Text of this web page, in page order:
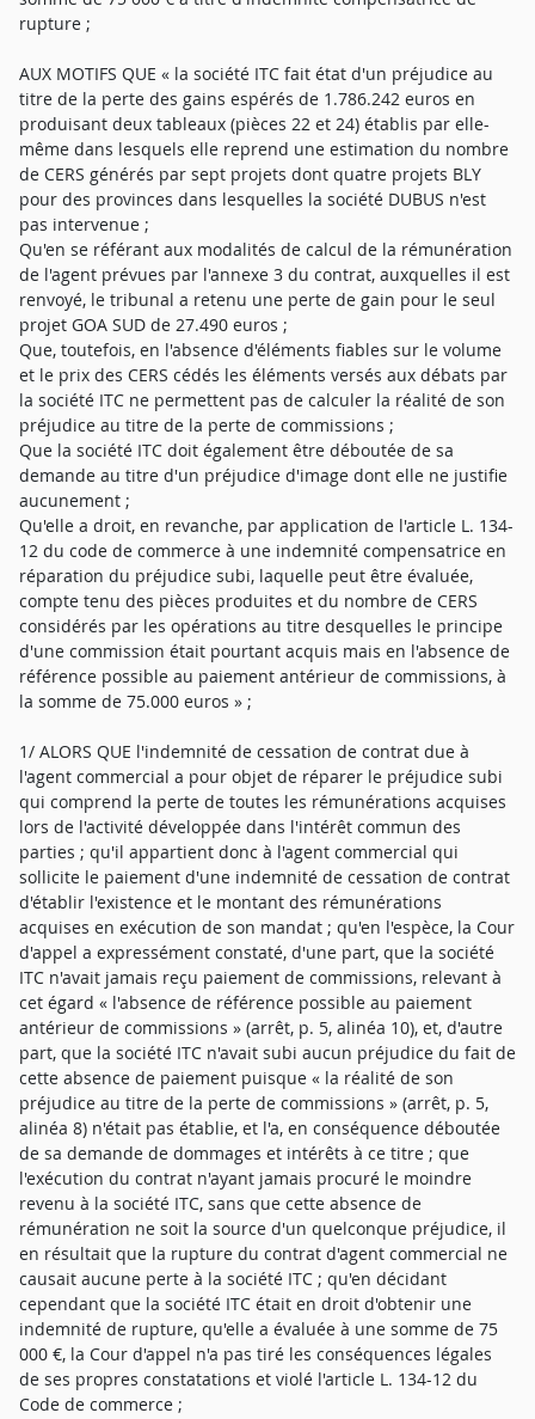
rupture ;
AUX MOTIFS QUE « la société ITC fait état d'un préjudice au
titre de la perte des gains espérés de 1.786.242 euros en
produisant deux tableaux (pièces 22 et 24) établis par elle-
même dans lesquels elle reprend une estimation du nombre
de CERS générés par sept projets dont quatre projets BLY
pour des provinces dans lesquelles la société DUBUS n'est
pas intervenue ;
Qu'en se référant aux modalités de calcul de la rémunération
de l'agent prévues par l'annexe 3 du contrat, auxquelles il est
renvoyé, le tribunal a retenu une perte de gain pour le seul
projet GOA SUD de 27.490 euros ;
Que, toutefois, en l'absence d'éléments fiables sur le volume
et le prix des CERS cédés les éléments versés aux débats par
la société ITC ne permettent pas de calculer la réalité de son
préjudice au titre de la perte de commissions ;
Que la société ITC doit également être déboutée de sa
demande au titre d'un préjudice d'image dont elle ne justifie
aucunement ;
Qu'elle a droit, en revanche, par application de l'article L. 134-
12 du code de commerce à une indemnité compensatrice en
réparation du préjudice subi, laquelle peut être évaluée,
compte tenu des pièces produites et du nombre de CERS
considérés par les opérations au titre desquelles le principe
d'une commission était pourtant acquis mais en l'absence de
référence possible au paiement antérieur de commissions, à
la somme de 75.000 euros » ;
1/ ALORS QUE l'indemnité de cessation de contrat due à
l'agent commercial a pour objet de réparer le préjudice subi
qui comprend la perte de toutes les rémunérations acquises
lors de l'activité développée dans l'intérêt commun des
parties ; qu'il appartient donc à l'agent commercial qui
sollicite le paiement d'une indemnité de cessation de contrat
d'établir l'existence et le montant des rémunérations
acquises en exécution de son mandat ; qu'en l'espèce, la Cour
d'appel a expressément constaté, d'une part, que la société
ITC n'avait jamais reçu paiement de commissions, relevant à
cet égard « l'absence de référence possible au paiement
antérieur de commissions » (arrêt, p. 5, alinéa 10), et, d'autre
part, que la société ITC n'avait subi aucun préjudice du fait de
cette absence de paiement puisque « la réalité de son
préjudice au titre de la perte de commissions » (arrêt, p. 5,
alinéa 8) n'était pas établie, et l'a, en conséquence déboutée
de sa demande de dommages et intérêts à ce titre ; que
l'exécution du contrat n'ayant jamais procuré le moindre
revenu à la société ITC, sans que cette absence de
rémunération ne soit la source d'un quelconque préjudice, il
en résultait que la rupture du contrat d'agent commercial ne
causait aucune perte à la société ITC ; qu'en décidant
cependant que la société ITC était en droit d'obtenir une
indemnité de rupture, qu'elle a évaluée à une somme de 75
000 €, la Cour d'appel n'a pas tiré les conséquences légales
de ses propres constatations et violé l'article L. 134-12 du
Code de commerce ;